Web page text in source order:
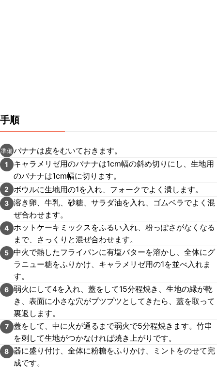
手順
準備バナナは皮をむいておきます。
1
キャラメリゼ用のバナナは1cm幅の斜め切りにし、生地用
のバナナは1cm幅に切ります。
2 ボウルに生地用の1を入れ、フォークでよく潰します。
3 溶き卵、牛乳、砂糖、サラダ油を入れ、ゴムベラでよく混
ぜ合わせます。
4 ホットケーキミックスをふるい入れ、粉っぽさがなくなる
まで、さっくりと混ぜ合わせます。
5 中火で熱したフライパンに有塩バターを溶かし、全体にグ
ラニュー糖をふりかけ、キャラメリゼ用の1を並べ入れま
す。
6 弱火にして4を入れ、蓋をして15分程焼き、生地の縁が乾
き、表面に小さな穴がプツプツとしてきたら、蓋を取って
裏返します。
7 蓋をして、中に火が通るまで弱火で5分程焼きます。竹串
を刺して生地がつかなければ焼き上がりです。
8 器に盛り付け、全体に粉糖をふりかけ、ミントをのせて完
成です。